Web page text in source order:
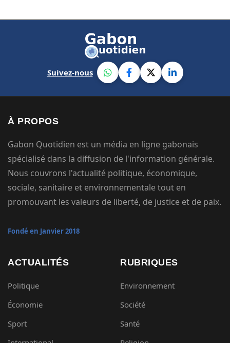
Suivez-nous
À PROPOS
Gabon Quotidien est un média en ligne gabonais
spécialisé dans la diffusion de l'information générale.
Nous couvrons l'actualité politique, économique,
sociale, sanitaire et environnementale tout en
promouvant les valeurs de liberté, de justice et de paix.
Fondé en Janvier 2018
ACTUALITÉS
Politique
Économie
Sport
RUBRIQUES
Environnement
Société
Santé